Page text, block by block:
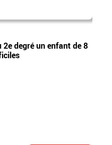
degré un enfant de 8